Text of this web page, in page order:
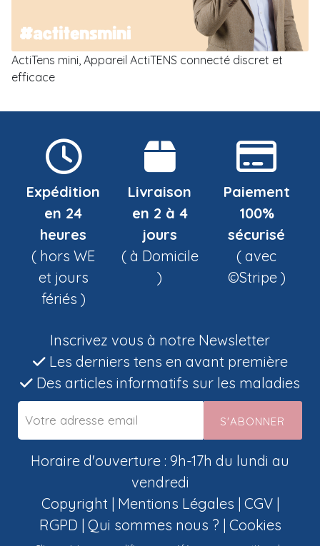
ActiTens mini, Appareil ActiTENS connecté discret et
efficace
Expédition
en 24
heures
( hors WE
et jours
fériés )
Livraison
en 2 à 4
jours
( à Domicile
)
Paiement
100%
sécurisé
( avec
©Stripe )
Inscrivez vous à notre Newsletter
Les derniers tens en avant première
Des articles informatifs sur les maladies
S'ABONNER
Horaire d'ouverture : 9h-17h du lundi au
vendredi
Copyright | Mentions Légales CGV|
RGPD Qui sommes nous ? Cookies